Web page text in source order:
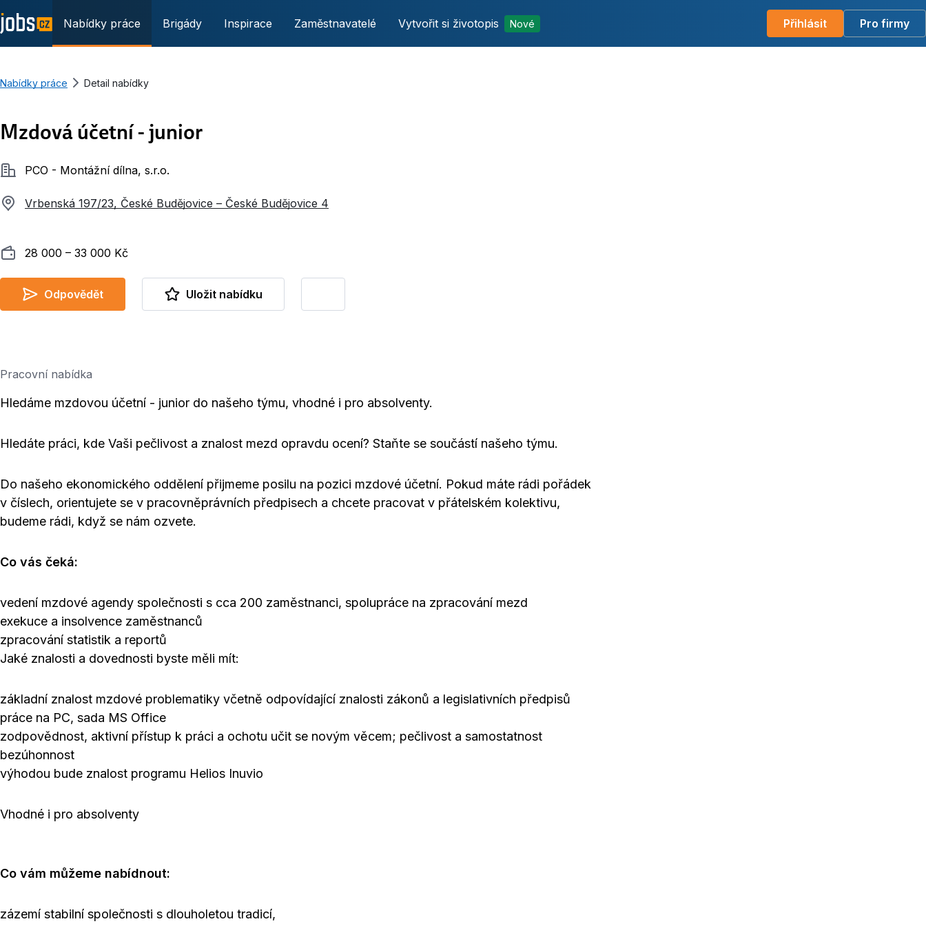
Nabídky práce Brigády Inspirace Zaměstnavatelé Vytvořit si životopis Nové Přihlásit Pro firmy
Nabídky práce Detail nabídky
Mzdová účetní - junior
SpolečnostPCO - Montážní dílna, s.r.o.
Vrbenská 197/23, České Budějovice – České Budějovice 4
Plat 28 000 ‍–‍ 33 000 Kč
Odpovědět Uložit nabídku
Pracovní nabídka
Hledáme mzdovou účetní - junior do našeho týmu, vhodné i pro absolventy.
Hledáte práci, kde Vaši pečlivost a znalost mezd opravdu ocení? Staňte se součástí našeho týmu.
Do našeho ekonomického oddělení přijmeme posilu na pozici mzdové účetní. Pokud máte rádi pořádek
v číslech, orientujete se v pracovněprávních předpisech a chcete pracovat v přátelském kolektivu,
budeme rádi, když se nám ozvete.
Co vás čeká:
vedení mzdové agendy společnosti s cca 200 zaměstnanci, spolupráce na zpracování mezd
exekuce a insolvence zaměstnanců
zpracování statistik a reportů
Jaké znalosti a dovednosti byste měli mít:
základní znalost mzdové problematiky včetně odpovídající znalosti zákonů a legislativních předpisů
práce na PC, sada MS Office
zodpovědnost, aktivní přístup k práci a ochotu učit se novým věcem; pečlivost a samostatnost
bezúhonnost
výhodou bude znalost programu Helios Inuvio
Vhodné i pro absolventy
Co vám můžeme nabídnout:
zázemí stabilní společnosti s dlouholetou tradicí,